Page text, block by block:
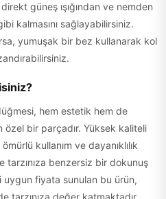
güneş ışığından ve nemden
kalmasını sağlayabilirsiniz.
yumuşak bir bez kullanarak kol
hem estetik hem de
bir parçadır. Yüksek kaliteli
kullanım ve dayanıklılık
tarzınıza benzersiz bir dokunuş
fiyata sunulan bu ürün,
tarzınıza değer katmaktadır.